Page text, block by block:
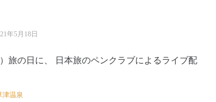
年5月18日
旅の日に、 日本旅のペンクラブによるライブ配
津温泉